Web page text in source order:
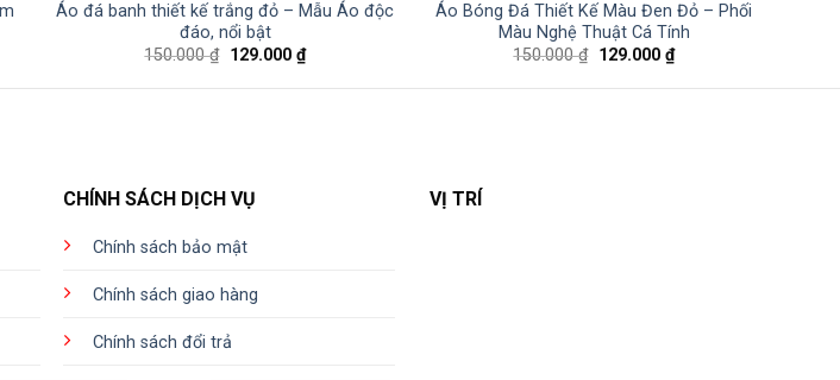
Áo đá banh thiết kế trắng đỏ – Mẫu Áo độc
đáo, nổi bật
150.000₫ Giá
là:
129.000 ₫Giá
hiện
tại
Áo Bóng Đá Thiết Kế Màu Đen Đỏ – Phối
Màu Nghệ Thuật Cá Tính
150.000₫ Giá
là:
129.000 ₫Giá
hiện
tại
CHÍNH SÁCH DỊCH VỤ
Chính sách bảo mật
Chính sách giao hàng
Chính sách đổi trả
VỊ TRÍ